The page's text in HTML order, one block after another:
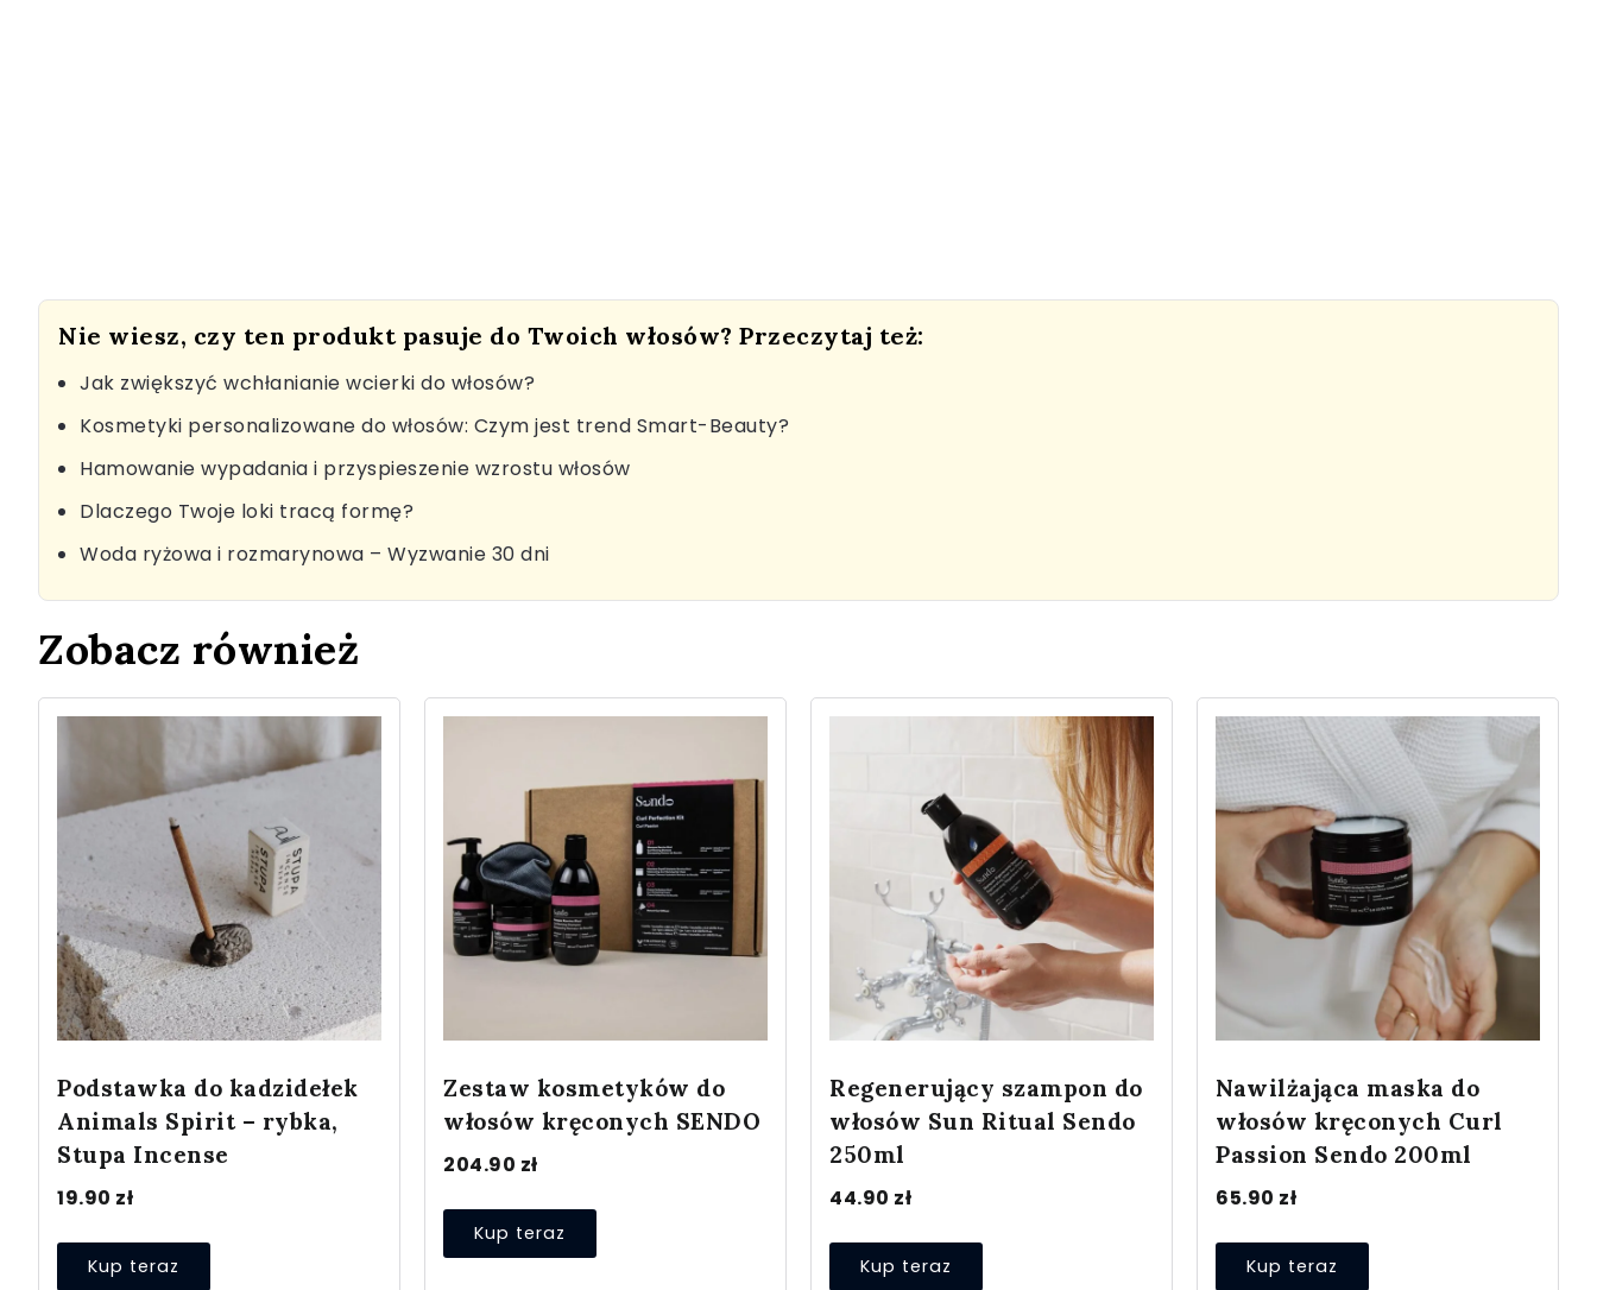
Nie wiesz, czy ten produkt pasuje do Twoich włosów? Przeczytaj też:
Jak zwiększyć wchłanianie wcierki do włosów?
Kosmetyki personalizowane do włosów: Czym jest trend Smart-Beauty?
Hamowanie wypadania i przyspieszenie wzrostu włosów
Dlaczego Twoje loki tracą formę?
Woda ryżowa i rozmarynowa – Wyzwanie 30 dni
Zobacz również
Podstawka do kadzidełek
Animals Spirit – rybka,
Stupa Incense
19.90 zł
Kup teraz
Zestaw kosmetyków do
włosów kręconych SENDO
204.90 zł
Kup teraz
Regenerujący szampon do
włosów Sun Ritual Sendo
250ml
44.90 zł
Kup teraz
Nawilżająca maska do
włosów kręconych Curl
Passion Sendo 200ml
65.90 zł
Kup teraz